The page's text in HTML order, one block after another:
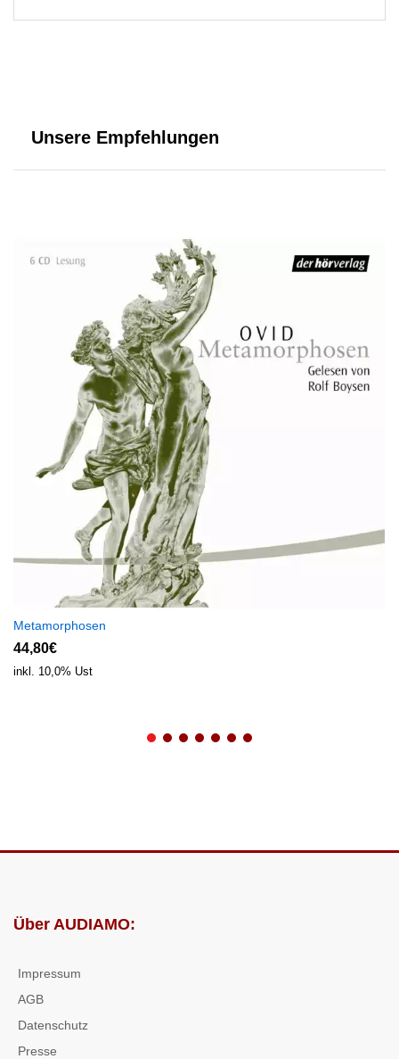
Unsere Empfehlungen
Metamorphosen
44,80€
inkl. 10,0% Ust
Über AUDIAMO:
Impressum
AGB
Datenschutz
Presse